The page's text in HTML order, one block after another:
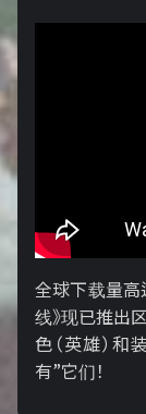
全球下载量高
线》现已推出
色（英雄）和
有”它们！